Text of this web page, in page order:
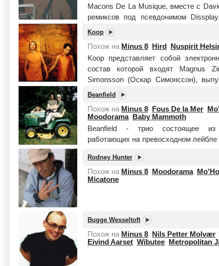
Macons De La Musique, вместе с
ремиксов под псевдонимом
электронн...
Koop
Похож на Minus 8 Hird
Nuspirit
Koop представляет собой
состав которой входят Magnus
Simonsson (Оскар Симонссон),
участие в многочисленных ремикс-
Beanfield
Похож на Minus 8 Fous De la Mer
Moodorama
Baby Mammoth
Beanfield - трио состоящее из
работающих на превосходном
Fila Brazil...Читать целиком
Rodney Hunter
Похож на Minus 8 Moodorama
Micatone
Bugge Wesseltoft
Похож на Minus 8
Nils Petter Molvær
Eivind Aarset Wibutee Metropolitan